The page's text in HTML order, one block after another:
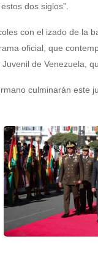
dos siglos”.
con el izado de la
oficial, que
de Venezuela,
culminarán este